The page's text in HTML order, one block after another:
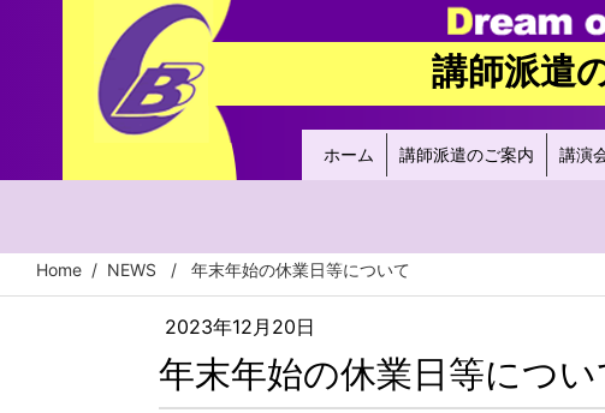
講師派遣
ホーム 講師派遣のご案内 講演
Home / NEWS / 年末年始の休業日等について
2023年12月20日
年末年始の休業日等につい